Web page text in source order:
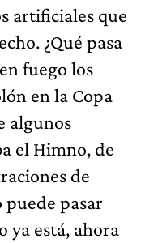
artificiales que
¿Qué pasa
fuego los
en la Copa
algunos
el Himno, de
de
pasar
ya está, ahora